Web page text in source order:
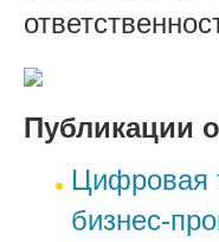
Публикации
Цифровая
бизнес-